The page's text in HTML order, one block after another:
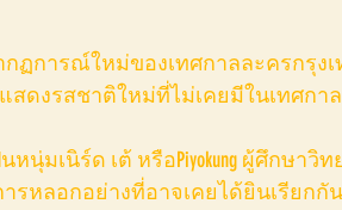
ฏการณ์ใหม่ของเทศกาลละครกรุง
สดงรสชาติใหม่ที่ไม่เคยมีในเทศกา
หนุ่มเนิร์ด เต้ หรือPiyokung ผู้ศึกษา
รหลอกอย่างที่อาจเคยได้ยินเรียก